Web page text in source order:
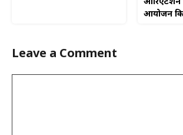
आयोजन
Leave a Comment